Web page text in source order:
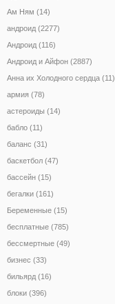
Ам Ням (14)
андроид (2277)
Андроид (116)
Андроид и Айфон (2887)
Анна их Холодного сердца (11)
армия (78)
астероиды (14)
бабло (11)
баланс (31)
баскетбол (47)
бассейн (15)
бегалки (161)
Беременные (15)
бесплатные (785)
бессмертные (49)
бизнес (33)
бильярд (16)
блоки (396)